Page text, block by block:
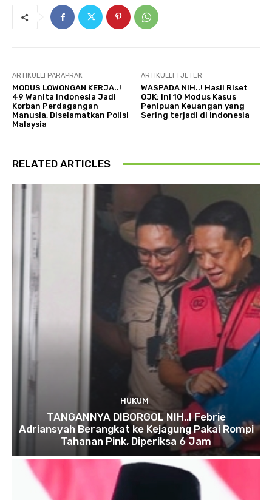
ARTIKULLI PARAPRAK
MODUS LOWONGAN KERJA..!
49 Wanita Indonesia Jadi
Korban Perdagangan
Manusia, Diselamatkan Polisi
Malaysia
ARTIKULLI TJETËR
WASPADA NIH..! Hasil Riset
OJK: Ini 10 Modus Kasus
Penipuan Keuangan yang
Sering terjadi di Indonesia
RELATED ARTICLES
HUKUM
TANGANNYA DIBORGOL NIH..! Febrie
Adriansyah Berangkat ke Kejagung Pakai Rompi
Tahanan Pink, Diperiksa 6 Jam